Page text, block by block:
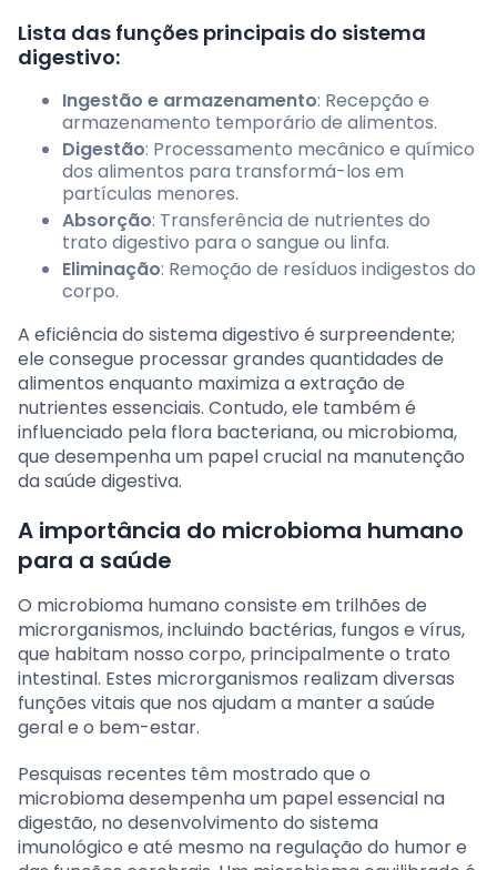
Lista das funções principais do sistema
digestivo:
Ingestão e armazenamento: Recepção e
armazenamento temporário de alimentos.
Digestão: Processamento mecânico e químico
dos alimentos para transformá-los em
partículas menores.
Absorção: Transferência de nutrientes do
trato digestivo para o sangue ou linfa.
Eliminação: Remoção de resíduos indigestos do
corpo.
A eficiência do sistema digestivo é surpreendente;
ele consegue processar grandes quantidades de
alimentos enquanto maximiza a extração de
nutrientes essenciais. Contudo, ele também é
influenciado pela flora bacteriana, ou microbioma,
que desempenha um papel crucial na manutenção
da saúde digestiva.
A importância do microbioma humano
para a saúde
O microbioma humano consiste em trilhões de
microrganismos, incluindo bactérias, fungos e vírus,
que habitam nosso corpo, principalmente o trato
intestinal. Estes microrganismos realizam diversas
funções vitais que nos ajudam a manter a saúde
geral e o bem-estar.
Pesquisas recentes têm mostrado que o
microbioma desempenha um papel essencial na
digestão, no desenvolvimento do sistema
imunológico e até mesmo na regulação do humor e